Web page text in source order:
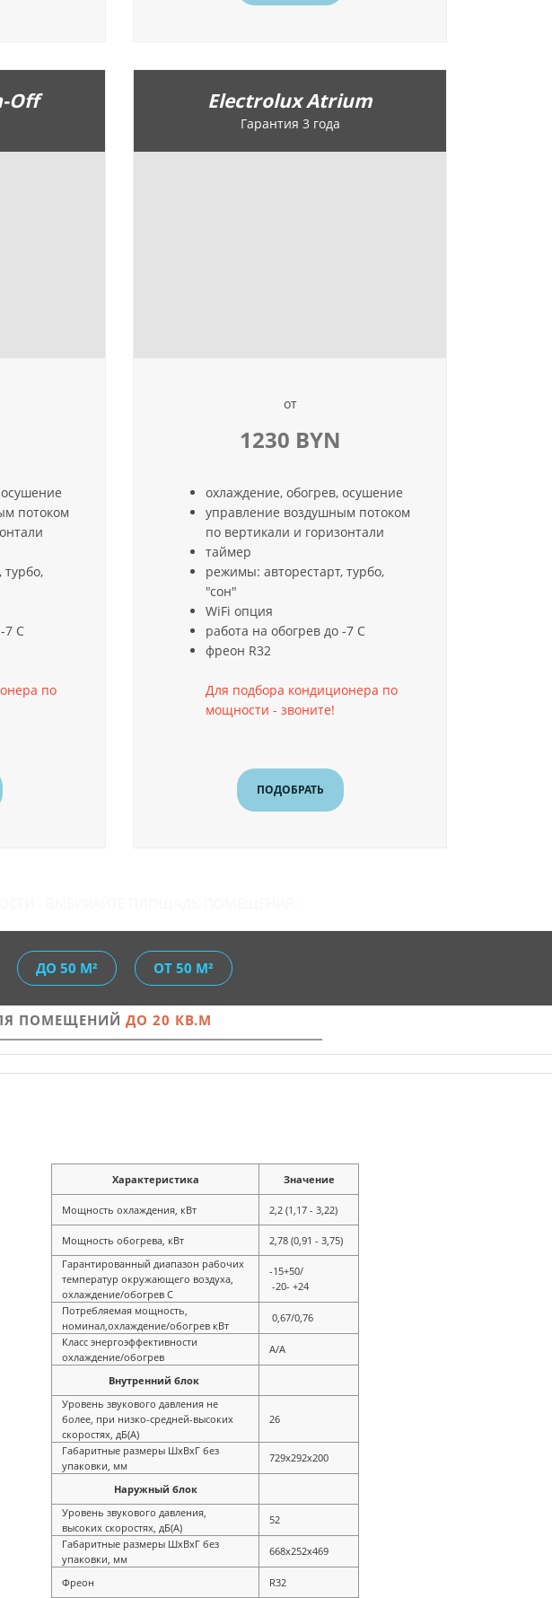
Off
потоком
7 С
по
Electrolux Atrium
Гарантия 3 года
от
1230 BYN
охлаждение, обогрев, осушение
управление воздушным потоком
по вертикали и горизонтали
таймер
режимы: авторестарт, турбо,
"сон"
WiFi опция
работа на обогрев до -7 С
фреон R32
Для подбора кондиционера по
мощности - звоните!
ПОДОБРАТЬ
ДО 50 М² ОТ 50 М²
ПОМЕЩЕНИЙ ДО 20 КВ.М
Характеристика Значение
Мощность охлаждения, кВт 2,2 (1,17 - 3,22)
Мощность обогрева, кВт
2,78 (0,91 - 3,75)
Гарантированный диапазон рабочих
температур окружающего воздуха,
охлаждение/обогрев С
-15+50/
-20- +24
Потребляемая мощность,
номинал,охлаждение/обогрев кВт
0,67/0,76
Класс энергоэффективности
охлаждение/обогрев
А/А
Внутренний блок
Уровень звукового давления не
более, при низко-средней-высоких
скоростях, дБ(А)
26
Габаритные размеры ШхВхГ без
упаковки, мм
729x292x200
Наружный блок
Уровень звукового давления,
высоких скоростях, дБ(А)
52
Габаритные размеры ШхВхГ без
упаковки, мм
668x252х469
Фреон R32